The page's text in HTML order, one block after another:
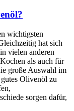
wichtigsten
hat sich
vielen anderen
als auch für
große Auswahl im
Olivenöl zu
sorgen dafür,